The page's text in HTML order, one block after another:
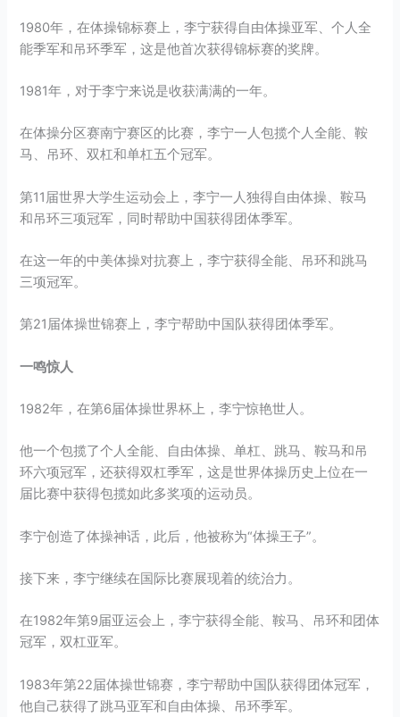
1980年，在体操锦标赛上，李宁获得自由体操亚军、个人全
能季军和吊环季军，这是他首次获得锦标赛的奖牌。
1981年，对于李宁来说是收获满满的一年。
在体操分区赛南宁赛区的比赛，李宁一人包揽个人全能、鞍
马、吊环、双杠和单杠五个冠军。
第11届世界大学生运动会上，李宁一人独得自由体操、鞍马
和吊环三项冠军，同时帮助中国获得团体季军。
在这一年的中美体操对抗赛上，李宁获得全能、吊环和跳马
三项冠军。
第21届体操世锦赛上，李宁帮助中国队获得团体季军。
一鸣惊人
1982年，在第6届体操世界杯上，李宁惊艳世人。
他一个包揽了个人全能、自由体操、单杠、跳马、鞍马和吊
环六项冠军，还获得双杠季军，这是世界体操历史上位在一
届比赛中获得包揽如此多奖项的运动员。
李宁创造了体操神话，此后，他被称为“体操王子”。
接下来，李宁继续在国际比赛展现着的统治力。
在1982年第9届亚运会上，李宁获得全能、鞍马、吊环和团体
冠军，双杠亚军。
1983年第22届体操世锦赛，李宁帮助中国队获得团体冠军，
他自己获得了跳马亚军和自由体操、吊环季军。